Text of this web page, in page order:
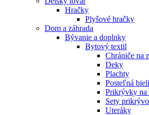
Hračky
Plyšové hračky
Dom a záhrada
Bývanie a doplnky
Bytový textil
Chrániče na
Deky
Plachty
Posteľná
Prikrývky na
Sety
Uteráky